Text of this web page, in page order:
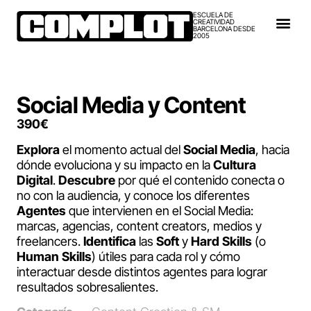
ESCUELA DE
CREATIVIDAD
BARCELONA DESDE
2005
Social Media y Content
390€
Explorael momento actual delSocial Media, hacia
dónde evoluciona y su impacto en laCultura
Digital.Descubre por qué el contenido conecta o
no con la audiencia, y conoce los diferentes
Agentesque intervienen en el Social Media:
marcas, agencias, content creators, medios y
freelancers.Identifica las SoftyHard Skills (o
Human Skills) útiles para cada rol y cómo
interactuar desde distintos agentes para lograr
resultados sobresalientes.